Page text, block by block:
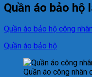
Quần áo bảo hộ
Quần áo bảo hộ công
Quần áo bảo hộ
Quần áo công nhân